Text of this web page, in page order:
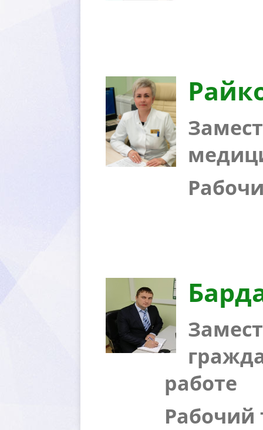
работе
Рабочий